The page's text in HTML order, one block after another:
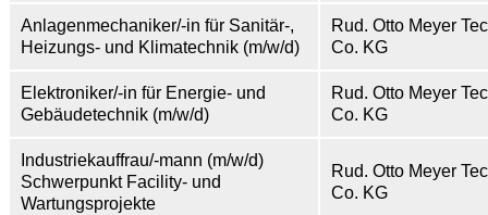
Anlagenmechaniker/-in für Sanitär-,
Heizungs- und Klimatechnik (m/w/d)
Rud. Otto Meyer
Co. KG
Elektroniker/-in für Energie- und
Gebäudetechnik (m/w/d)
Rud. Otto Meyer
Co. KG
Industriekauffrau/-mann (m/w/d)
Schwerpunkt Facility- und
Wartungsprojekte
Rud. Otto Meyer
Co. KG